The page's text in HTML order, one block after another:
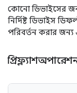
কোনো ডিভাইসের
নির্দিষ্ট ডিভাইস
পরিবর্তন করার জন্য